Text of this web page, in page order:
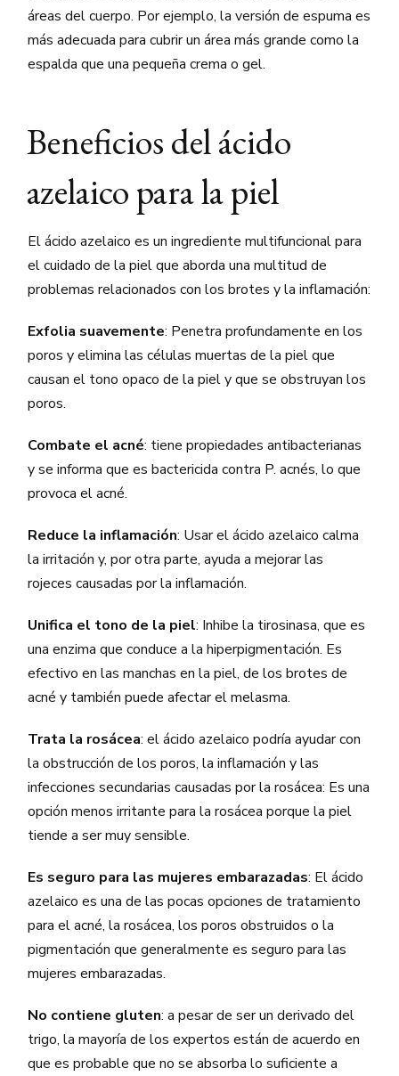
áreas del cuerpo. Por ejemplo, la versión de espuma es
más adecuada para cubrir un área más grande como la
espalda que una pequeña crema o gel.
Beneficios del ácido
azelaico para la piel
El ácido azelaico es un ingrediente multifuncional para
el cuidado de la piel que aborda una multitud de
problemas relacionados con los brotes y la inflamación:
Exfolia suavemente: Penetra profundamente en los
poros y elimina las células muertas de la piel que
causan el tono opaco de la piel y que se obstruyan los
poros.
Combate el acné: tiene propiedades antibacterianas
y se informa que es bactericida contra P. acnés, lo que
provoca el acné.
Reduce la inflamación: Usar el ácido azelaico calma
la irritación y, por otra parte, ayuda a mejorar las
rojeces causadas por la inflamación.
Unifica el tono de la piel: Inhibe la tirosinasa, que es
una enzima que conduce a la hiperpigmentación. Es
efectivo en las manchas en la piel, de los brotes de
acné y también puede afectar el melasma.
Trata la rosácea: el ácido azelaico podría ayudar con
la obstrucción de los poros, la inflamación y las
infecciones secundarias causadas por la rosácea: Es una
opción menos irritante para la rosácea porque la piel
tiende a ser muy sensible.
Es seguro para las mujeres embarazadas: El ácido
azelaico es una de las pocas opciones de tratamiento
para el acné, la rosácea, los poros obstruidos o la
pigmentación que generalmente es seguro para las
mujeres embarazadas.
No contiene gluten: a pesar de ser un derivado del
trigo, la mayoría de los expertos están de acuerdo en
que es probable que no se absorba lo suficiente a